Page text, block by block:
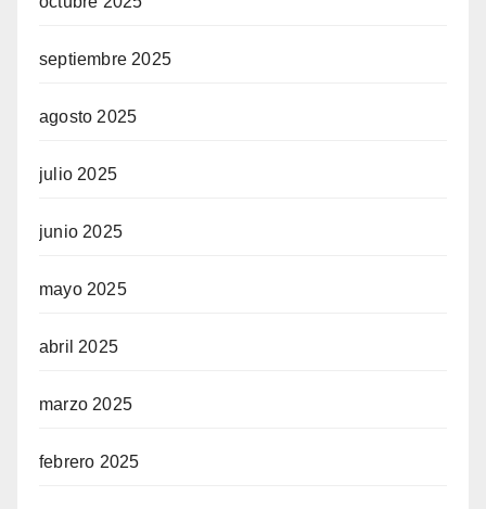
septiembre 2025
agosto 2025
julio 2025
junio 2025
mayo 2025
abril 2025
marzo 2025
febrero 2025